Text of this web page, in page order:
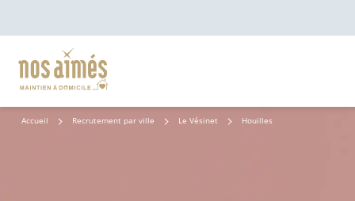
Accueil Recrutement par ville Le Vésinet Houilles